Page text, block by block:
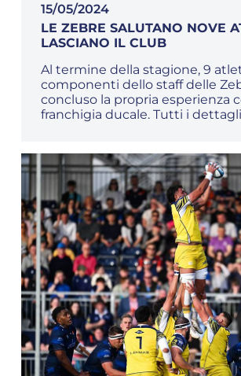
15/05/2024
LE ZEBRE SALUTANO NOVE
LASCIANO IL CLUB
Al termine della stagione, 9
componenti dello staff delle
concluso la propria esperienza
franchigia ducale. Tutti i dettagli